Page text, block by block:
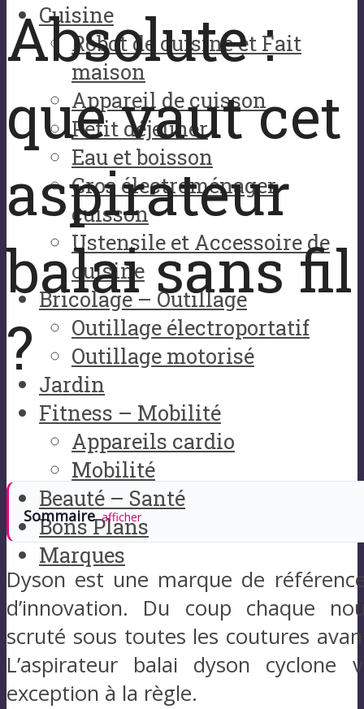
Cuisine
Robot de cuisine et Fait
maison
Appareil de cuisson
Petit déjeuner
Eau et boisson
Gros électroménager
cuisson
Ustensile et Accessoire de
cuisine
Bricolage – Outillage
Outillage électroportatif
Outillage motorisé
Jardin
Fitness – Mobilité
Appareils cardio
Mobilité
Beauté – Santé
Bons Plans
Marques
Absolute :
que vaut cet
aspirateur
balai sans fil
?
Sommaire afficher
Dyson est une marque de
d’innovation. Du coup chaque
scruté sous toutes les coutures
L’aspirateur balai dyson
exception à la règle.